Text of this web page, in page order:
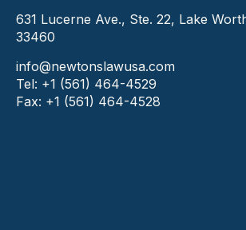
631 Lucerne Ave., Ste. 22, Lake
33460
info@newtonslawusa.com
Tel: +1 (561) 464-4529
Fax: +1 (561) 464-4528